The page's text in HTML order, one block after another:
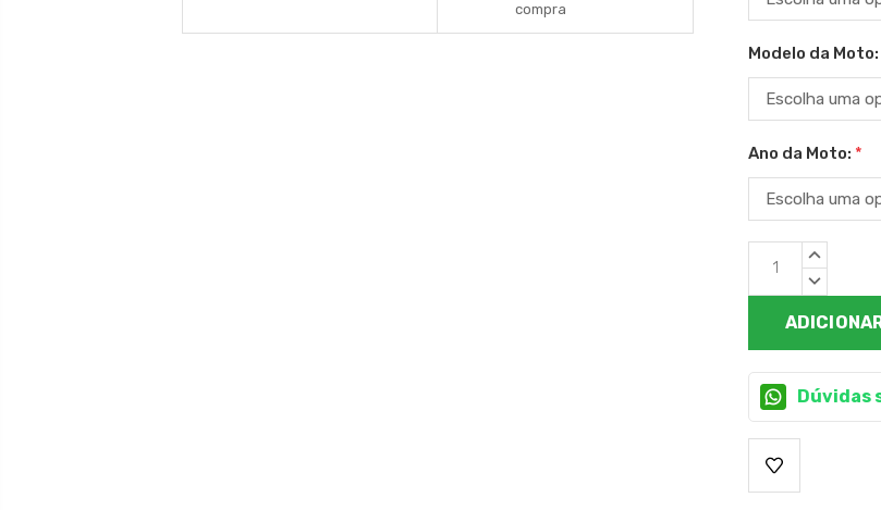
compra
Modelo da Moto:
Ano da Moto: *
Estoque
atual:
QUANTIDADE
QUANTIDADE
Dúvidas